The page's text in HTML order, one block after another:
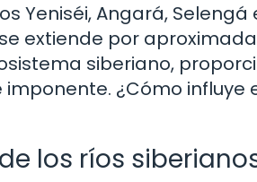
Yeniséi, Angará,
extiende por
siberiano,
¿Cómo influye
los ríos